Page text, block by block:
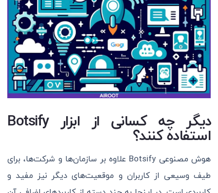
دیگر چه کسانی از ابزار Botsify
استفاده کنند؟
هوش مصنوعی Botsify علاوه بر سازمان‌ها و شرکت‌ها، برای
طیف وسیعی از کاربران و موقعیت‌های دیگر نیز مفید و